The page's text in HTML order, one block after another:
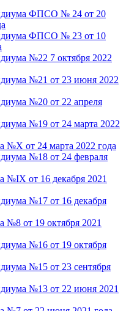
ФПСО № 24 от 20
ФПСО № 23 от 10
№22 7 октября 2022
№21 от 23 июня 2022
№20 от 22 апреля
№19 от 24 марта 2022
№X от 24 марта 2022 года
№18 от 24 февраля
№IX от 16 декабря 2021
№17 от 16 декабря
№8 от 19 октября 2021
№16 от 19 октября
№15 от 23 сентября
№13 от 22 июня 2021